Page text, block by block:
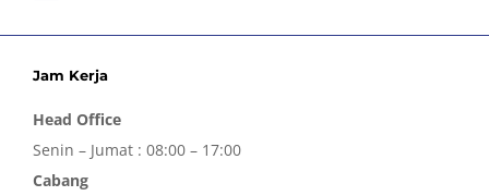
Jam Kerja
Head Office
Senin – Jumat : 08:00 – 17:00
Cabang